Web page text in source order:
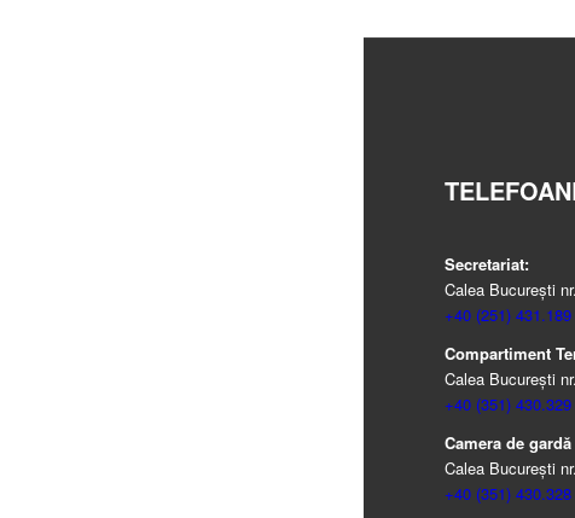
Secretariat:
Calea București
+40 (251) 431.189
Compartiment
Calea București
+40 (351) 430.329
Camera de
Calea București
+40 (351) 430.328